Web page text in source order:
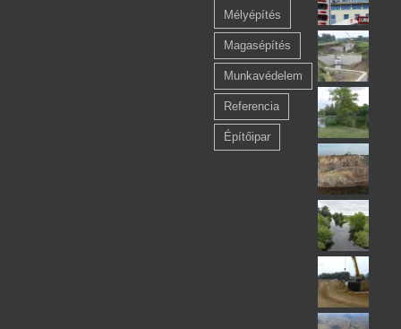
Mélyépítés
Magasépítés
Munkavédelem
Referencia
Építőipar